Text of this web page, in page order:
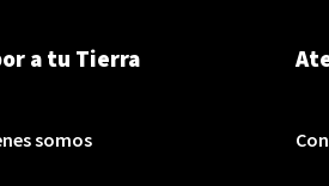
a tu Tierra
somos